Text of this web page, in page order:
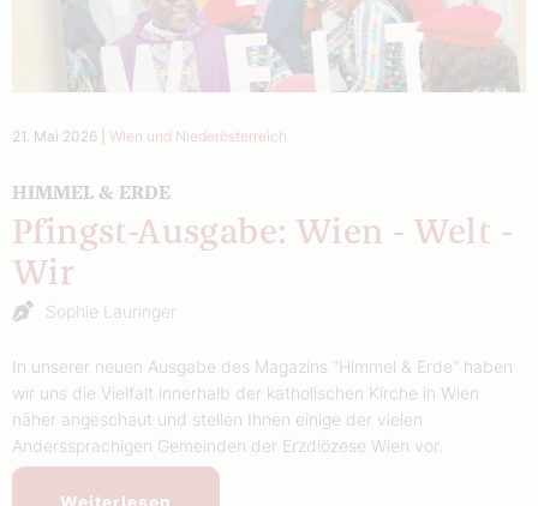
21. Mai 2026 Wien und Niederösterreich
HIMMEL & ERDE
Pfingst-Ausgabe: Wien - Welt -
Wir
Sophie Lauringer
In unserer neuen Ausgabe des Magazins "Himmel & Erde" haben
wir uns die Vielfalt innerhalb der katholischen Kirche in Wien
näher angeschaut und stellen Ihnen einige der vielen
Anderssprachigen Gemeinden der Erzdiözese Wien vor.
Weiterlesen